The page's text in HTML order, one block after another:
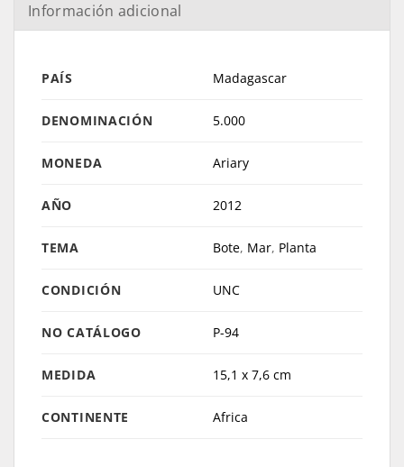
Información adicional
PAÍS Madagascar
DENOMINACIÓN 5.000
MONEDA Ariary
AÑO 2012
TEMA Bote, Mar, Planta
CONDICIÓN UNC
NO CATÁLOGO P-94
MEDIDA 15,1 x 7,6 cm
CONTINENTE Africa